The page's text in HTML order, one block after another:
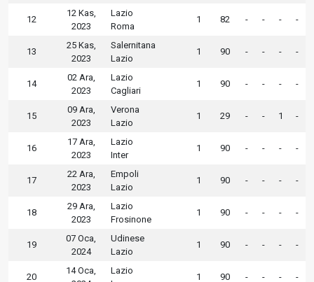
12
12 Kas,
2023
Lazio
Roma
1 82 - - - -
13
25 Kas,
2023
Salernitana
Lazio
1 90 - - - -
14
02 Ara,
2023
Lazio
Cagliari
1 90 - - - -
15
09 Ara,
2023
Verona
Lazio
1 29 - - 1 -
16
17 Ara,
2023
Lazio
Inter
1 90 - - - -
17
22 Ara,
2023
Empoli
Lazio
1 90 - - - -
18
29 Ara,
2023
Lazio
Frosinone
1 90 - - - -
19
07 Oca,
2024
Udinese
Lazio
1 90 - - - -
20
14 Oca,
Lazio
1 90 - - - -